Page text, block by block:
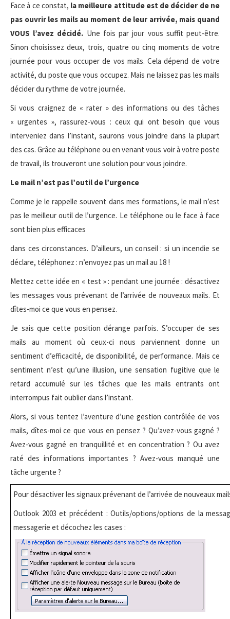
Face à ce constat, la meilleure attitude est de décider de ne
pas ouvrir les mails au moment de leur arrivée, mais quand
VOUS l’avez décidé. Une fois par jour vous suffit peut-être.
Sinon choisissez deux, trois, quatre ou cinq moments de votre
journée pour vous occuper de vos mails. Cela dépend de votre
activité, du poste que vous occupez. Mais ne laissez pas les mails
décider du rythme de votre journée.
Si vous craignez de « rater » des informations ou des tâches
« urgentes », rassurez-vous : ceux qui ont besoin que vous
interveniez dans l’instant, saurons vous joindre dans la plupart
des cas. Grâce au téléphone ou en venant vous voir à votre poste
de travail, ils trouveront une solution pour vous joindre.
Le mail n’est pas l’outil de l’urgence
Comme je le rappelle souvent dans mes formations, le mail n’est
pas le meilleur outil de l’urgence. Le téléphone ou le face à face
sont bien plus efficaces
dans ces circonstances. D’ailleurs, un conseil : si un incendie se
déclare, téléphonez : n’envoyez pas un mail au 18 !
Mettez cette idée en « test » : pendant une journée : désactivez
les messages vous prévenant de l’arrivée de nouveaux mails. Et
dîtes-moi ce que vous en pensez.
Je sais que cette position dérange parfois. S’occuper de ses
mails au moment où ceux-ci nous parviennent donne un
sentiment d’efficacité, de disponibilité, de performance. Mais ce
sentiment n’est qu’une illusion, une sensation fugitive que le
retard accumulé sur les tâches que les mails entrants ont
interrompus fait oublier dans l’instant.
Alors, si vous tentez l’aventure d’une gestion contrôlée de vos
mails, dîtes-moi ce que vous en pensez ? Qu’avez-vous gagné ?
Avez-vous gagné en tranquillité et en concentration ? Ou avez
raté des informations importantes ? Avez-vous manqué une
tâche urgente ?
Pour désactiver les signaux prévenant de l’arrivée de nouveaux
Outlook 2003 et précédent : Outils/options/options de la
messagerie et décochez les cases :